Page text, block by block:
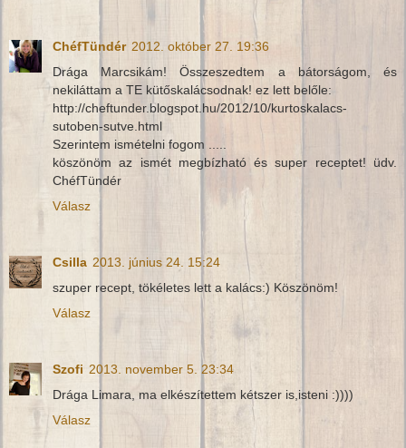
ChéfTündér 2012. október 27. 19:36
Drága Marcsikám! Összeszedtem a bátorságom, és
nekiláttam a TE kütőskalácsodnak! ez lett belőle:
http://cheftunder.blogspot.hu/2012/10/kurtoskalacs-
sutoben-sutve.html
Szerintem ismételni fogom .....
köszönöm az ismét megbízható és super receptet! üdv.
ChéfTündér
Válasz
Csilla 2013. június 24. 15:24
szuper recept, tökéletes lett a kalács:) Köszönöm!
Válasz
Szofi 2013. november 5. 23:34
Drága Limara, ma elkészítettem kétszer is,isteni :))))
Válasz